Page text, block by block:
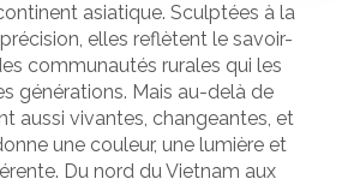
asiatique. Sculptées à la
elles reflètent le savoir-
communautés rurales qui les
générations. Mais au-delà de
aussi vivantes, changeantes, et
une couleur, une lumière et
Du nord du Vietnam aux